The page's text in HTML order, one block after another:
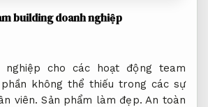
building doanh nghiệp
nghiệp cho các hoạt động team
không thể thiếu trong các sự
viên.Sản phẩm làm đẹp. An toàn